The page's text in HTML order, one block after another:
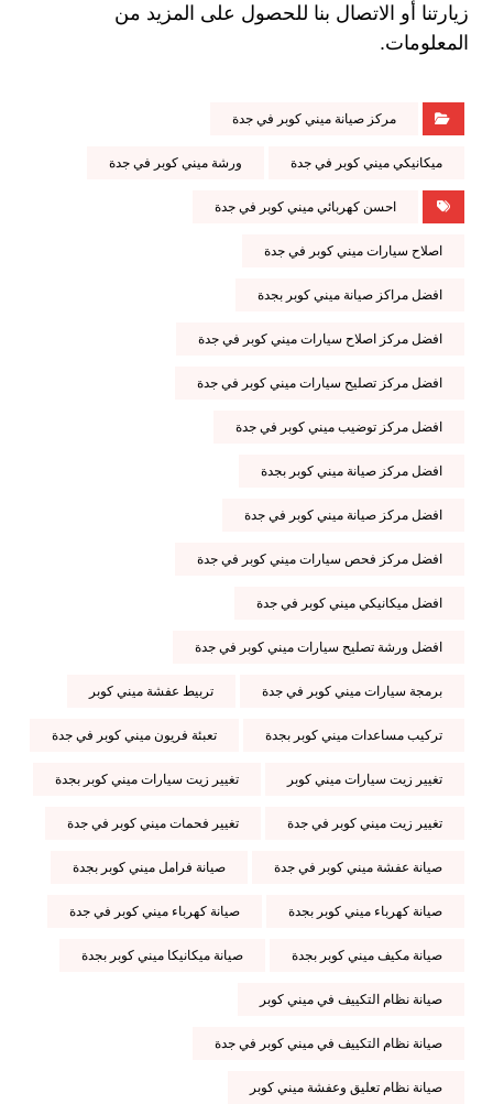
زيارتنا أو الاتصال بنا للحصول على المزيد من
المعلومات.
مركز صيانة ميني كوبر في جدة
ميكانيكي ميني كوبر في جدة ورشة ميني كوبر في جدة
احسن كهربائي ميني كوبر في جدة
اصلاح سيارات ميني كوبر في جدة
افضل مراكز صيانة ميني كوبر بجدة
افضل مركز اصلاح سيارات ميني كوبر في جدة
افضل مركز تصليح سيارات ميني كوبر في جدة
افضل مركز توضيب ميني كوبر في جدة
افضل مركز صيانة ميني كوبر بجدة
افضل مركز صيانة ميني كوبر في جدة
افضل مركز فحص سيارات ميني كوبر في جدة
افضل ميكانيكي ميني كوبر في جدة
افضل ورشة تصليح سيارات ميني كوبر في جدة
برمجة سيارات ميني كوبر في جدة تربيط عفشة ميني كوبر
تركيب مساعدات ميني كوبر بجدة تعبئة فريون ميني كوبر في جدة
تغيير زيت سيارات ميني كوبر تغيير زيت سيارات ميني كوبر بجدة
تغيير زيت ميني كوبر في جدة تغيير فحمات ميني كوبر في جدة
صيانة عفشة ميني كوبر في جدة صيانة فرامل ميني كوبر بجدة
صيانة كهرباء ميني كوبر بجدة صيانة كهرباء ميني كوبر في جدة
صيانة مكيف ميني كوبر بجدة صيانة ميكانيكا ميني كوبر بجدة
صيانة نظام التكييف في ميني كوبر
صيانة نظام التكييف في ميني كوبر في جدة
صيانة نظام تعليق وعفشة ميني كوبر